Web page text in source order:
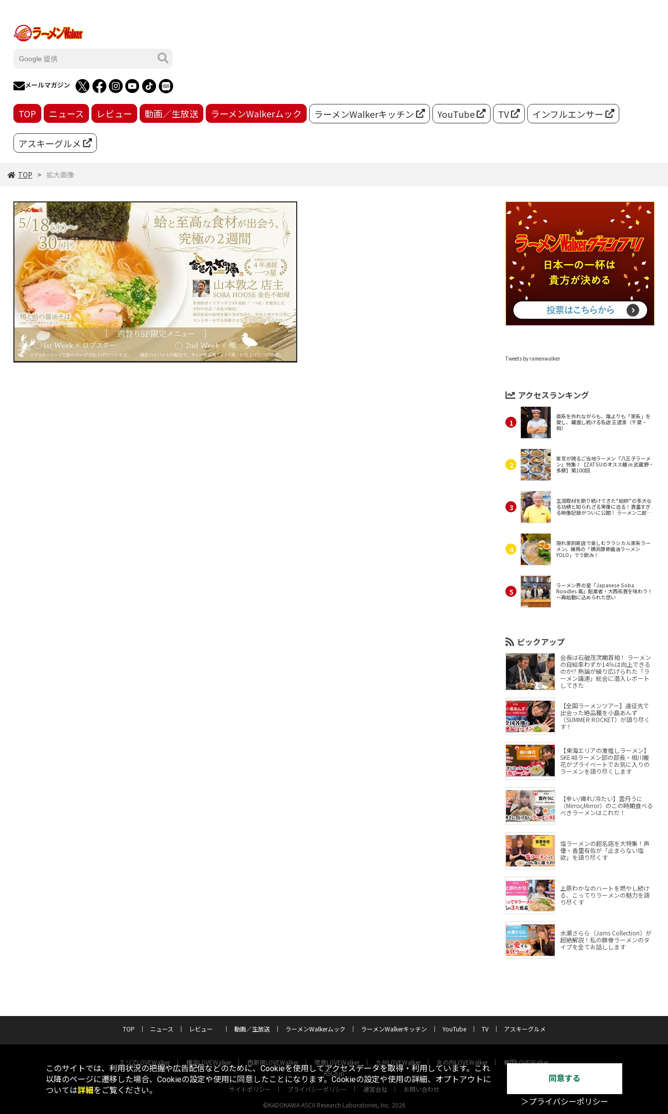
メールマガジン
TOP ニュース レビュー 動画／生放送 ラーメンWalkerムック ラーメンWalkerキッチン YouTube TV インフルエンサー
アスキーグルメ
TOP 拡大画像
Tweets by ramenwalker
アクセスランキング
直系を外れながらも、誰よりも「家系」を
愛し、躍進し続ける名店 王道家（千葉・
柏）
東京が誇るご当地ラーメン『八王子ラーメ
ン』特集！【ZATSUのオスス麺 in 武蔵野・
多摩】第100回
生涯取材を断り続けてきた“総帥”の多大な
る功績と知られざる実像に迫る！貴重すぎ
る映像記録がついに公開！ ラーメン二郎
隠れ家的新店で楽しむクラシカル家系ラー
メン。練馬の「横浜豚骨醤油ラーメン
YOLO」でラ飲み！
ラーメン界の星『Japanese Soba
Noodles 蔦』創業者・大西祐貴を味わう！
～再始動に込められた想い
ピックアップ
会長は石破茂次期首相！ ラーメン
の自給率わずか14％は向上できる
のか!? 熱論が繰り広げられた「ラ
ーメン議連」総会に潜入レポート
してきた
【全国ラーメンツアー】遠征先で
出会った絶品麺を小島あんず
（SUMMER ROCKET）が語り尽く
す！
【東海エリアの激推しラーメン】
SKE48ラーメン部の部長・相川暖
花がプライベートでお気に入りの
ラーメンを語り尽くします
【辛い/痺れ/冷たい】雲丹うに
（Mirror,Mirror）のこの時期食べる
べきラーメンはこれだ！
塩ラーメンの超名店を大特集！声
優・香里有佐が「止まらない塩
欲」を語り尽くす
上原わかなのハートを燃やし続け
る、こってりラーメンの魅力を語
り尽くす
水瀬さらら（Jams Collection）が
超絶解説！私の豚骨ラーメンのタ
イプを全てお話しします
TOP ニュース レビュー 動画／生放送 ラーメンWalkerムック ラーメンWalkerキッチン YouTube TV アスキーグルメ
エリアLOVEWalker 横浜LOVEWalker 西新宿LOVEWalker 夜景LOVEWalker 九州LOVEWalker 丸の内LOVEWalker
戦国LOVEWalker
ASCII.jp
サイトポリシー
プライバシーポリシー 運営会社
お問い合わせ
©KADOKAWA ASCII Research Laboratories, Inc. 2026
このサイトでは、利用状況の把握や広告配信などのために、Cookieを使用してアクセスデータを取得・利用しています。これ
以降のページに遷移した場合、Cookieの設定や使用に同意したことになります。Cookieの設定や使用の詳細、オプトアウトに
ついては詳細をご覧ください。
同意する
＞プライバシーポリシー